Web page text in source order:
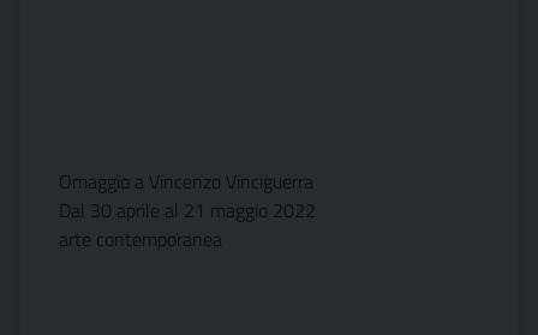
Omaggio a Vincenzo Vinciguerra
Dal 30 aprile al 21 maggio 2022
arte contemporanea